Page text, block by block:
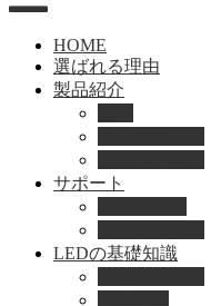
HOME
選ばれる理由
製品紹介
サポート
LEDの基礎知識